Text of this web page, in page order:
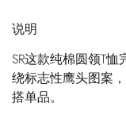
说明
SR这款纯棉圆领T
绕标志性鹰头图案
搭单品。